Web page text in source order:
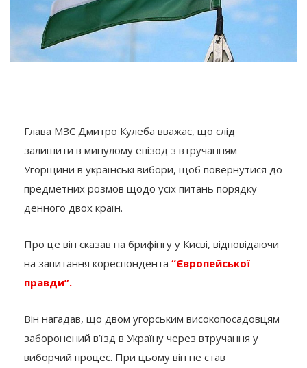
Глава МЗС Дмитро Кулеба вважає, що слід
залишити в минулому епізод з втручанням
Угорщини в українські вибори, щоб повернутися до
предметних розмов щодо усіх питань порядку
денного двох країн.
Про це він сказав на брифінгу у Києві, відповідаючи
на запитання кореспондента “Європейської
правди”.
Він нагадав, що двом угорським високопосадовцям
заборонений в’їзд в Україну через втручання у
виборчий процес. При цьому він не став